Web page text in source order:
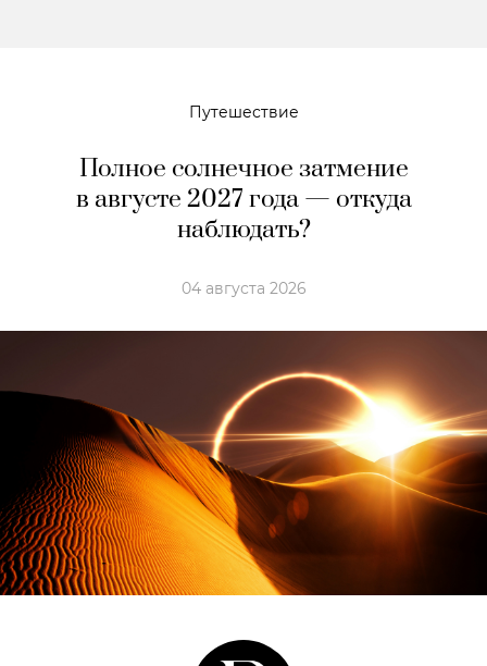
Путешествие
Полное солнечное затмение
в августе 2027 года — откуда
наблюдать?
04 августа 2026